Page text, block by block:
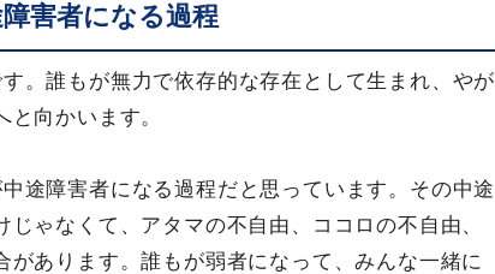
害者になる過程
。誰もが無力で依存的な存在として生まれ、やが
向かいます。
途障害者になる過程だと思っています。その中途
ゃなくて、アタマの不自由、ココロの不自由、
があります。誰もが弱者になって、みんな一緒に